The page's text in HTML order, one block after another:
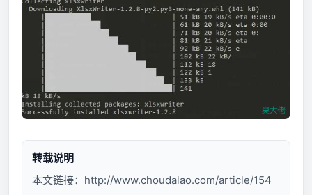
转载说明
本文链接： http://www.choudalao.com/article/154